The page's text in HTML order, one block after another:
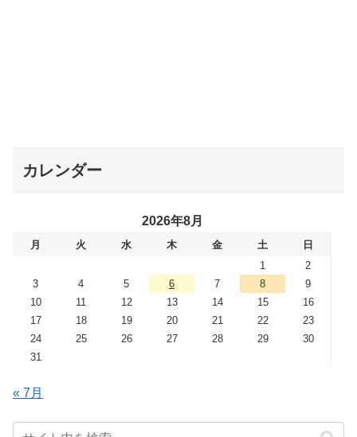
カレンダー
2026年8月
月 火 水 木 金 土
日
1
2
3
4 5 6 7 8
9
10
11 12 13 14 15
16
17
18 19 20 21 22
23
24
25 26 27 28 29
30
31
« 7月